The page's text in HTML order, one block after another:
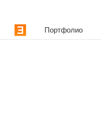
Портфолио